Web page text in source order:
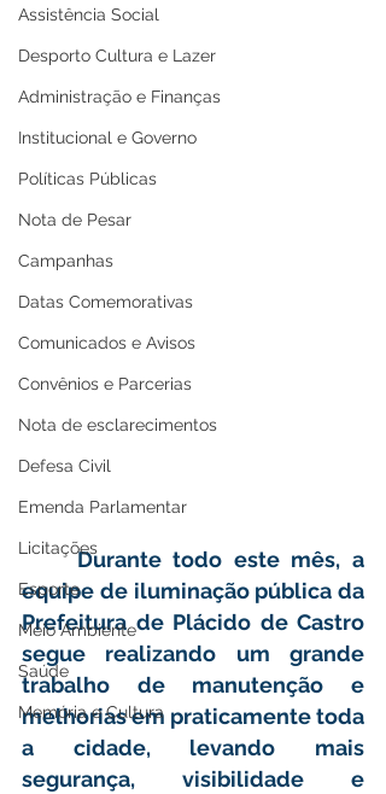
Assistência Social
Desporto Cultura e Lazer
Administração e Finanças
Institucional e Governo
Políticas Públicas
Nota de Pesar
Campanhas
Datas Comemorativas
Comunicados e Avisos
Convênios e Parcerias
Nota de esclarecimentos
Defesa Civil
Emenda Parlamentar
Licitações
Esporte
Meio Ambiente
Saúde
Memória e Cultura
	Durante todo este mês, a
equipe de iluminação pública da
Prefeitura de Plácido de Castro
segue realizando um grande
trabalho de manutenção e
melhorias em praticamente toda
a cidade, levando mais
segurança, visibilidade e